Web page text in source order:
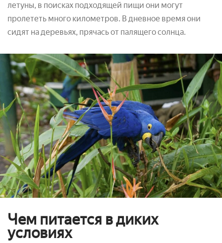
летуны, в поисках подходящей пищи они могут
пролететь много километров. В дневное время они
сидят на деревьях, прячась от палящего солнца.
Чем питается в диких
условиях